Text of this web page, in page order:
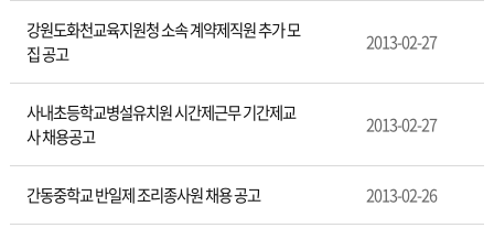
강원도화천교육지원청 소속 계약제직원 추가 모
집 공고
2013-02-27
사내초등학교병설유치원 시간제근무 기간제교
사 채용공고
2013-02-27
간동중학교 반일제 조리종사원 채용 공고 2013-02-26